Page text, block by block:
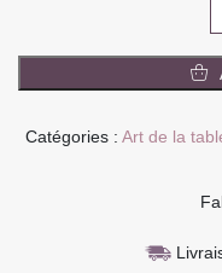
Catégories : Art de la